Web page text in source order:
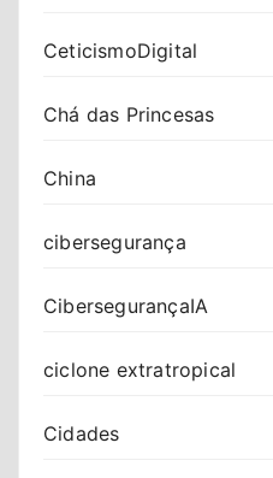
CeticismoDigital
Chá das Princesas
China
cibersegurança
CibersegurançaIA
ciclone extratropical
Cidades